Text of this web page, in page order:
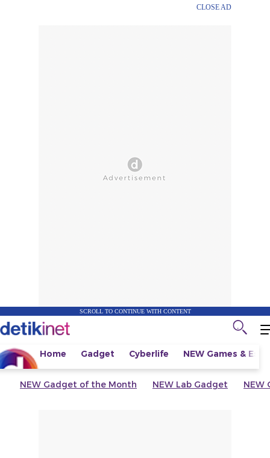
CLOSE AD
SCROLL TO CONTINUE WITH CONTENT
Home Gadget Cyberlife NEW Games &
NEW Gadget of the Month NEW Lab Gadget NEW